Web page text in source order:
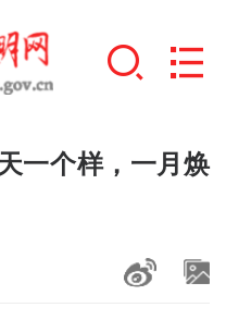
一个样，一月焕